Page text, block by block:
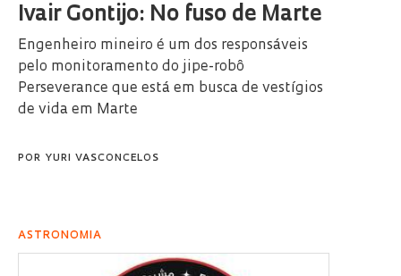
Ivair Gontijo: No fuso de Marte
Engenheiro mineiro é um dos responsáveis
pelo monitoramento do jipe-robô
Perseverance que está em busca de vestígios
de vida em Marte
POR YURI VASCONCELOS
ASTRONOMIA